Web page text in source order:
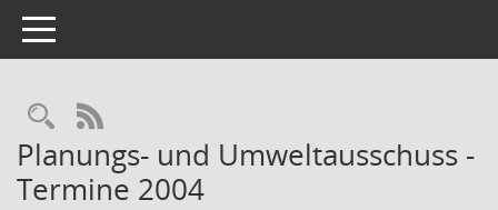
Toggle navigation
Rechercheauswahl
RSS-Feed
Planungs- und Umweltausschuss -
Termine 2004